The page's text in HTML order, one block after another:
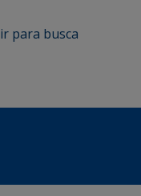
ir para busca